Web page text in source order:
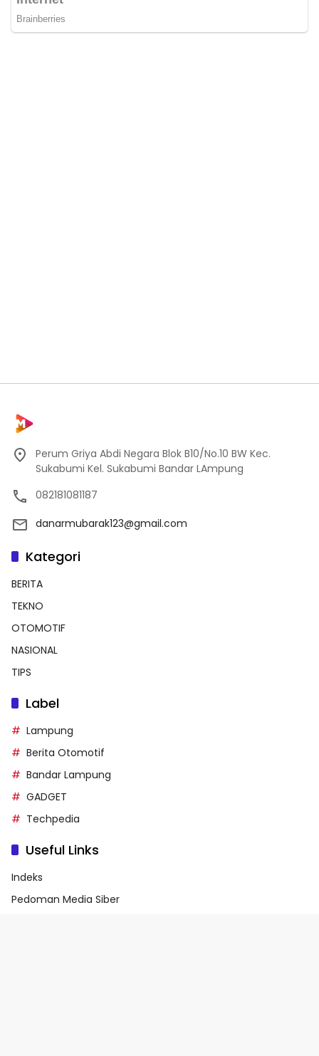
Perum Griya Abdi Negara Blok B10/No.10 BW Kec.
Sukabumi Kel. Sukabumi Bandar LAmpung
082181081187
danarmubarak123@gmail.com
Kategori
BERITA
TEKNO
OTOMOTIF
NASIONAL
TIPS
Label
Lampung
Berita Otomotif
Bandar Lampung
GADGET
Techpedia
Useful Links
Indeks
Pedoman Media Siber